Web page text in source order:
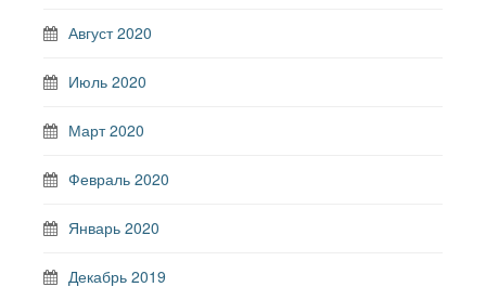
Август 2020
Июль 2020
Март 2020
Февраль 2020
Январь 2020
Декабрь 2019